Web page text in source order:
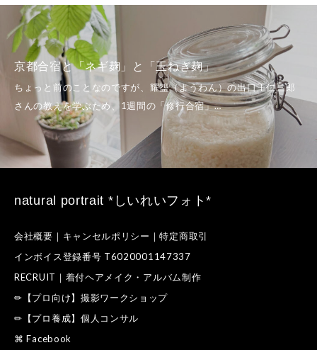
京都合宿と「ネギ麹」と「玉ねぎ麹」
natural portrait *しいれいフォト*
会社概要｜キャンセルポリシー｜特定商取引
インボイス登録番号 T6020001147337
RECRUIT｜着付ヘアメイク・アルバム制作
✏【プロ向け】撮影ワークショップ
✏【プロ養成】個人コンサル
⌘ Facebook